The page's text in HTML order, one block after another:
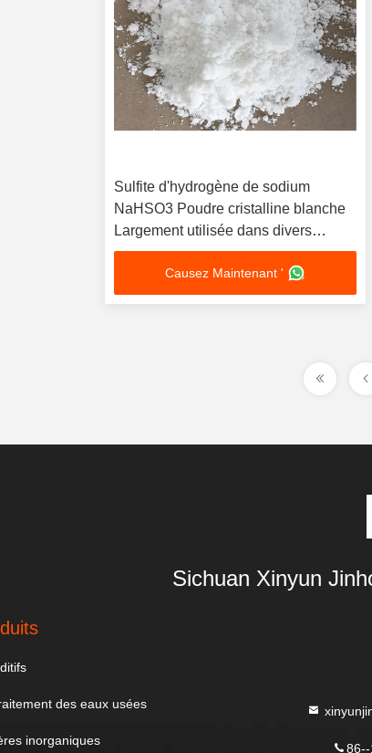
Sulfite d'hydrogène de sodium
NaHSO3 Poudre cristalline blanche
Largement utilisée dans divers
domaines
Causez Maintenant '
Sichuan Xinyun
des eaux usées
inorganiques